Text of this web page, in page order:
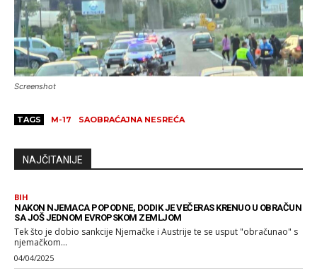
Screenshot
TAGS M-17 SAOBRAĆAJNA NESREĆA
NAJČITANIJE
BIH
NAKON NJEMACA POPODNE, DODIK JE VEČERAS KRENUO U OBRAČUN
SA JOŠ JEDNOM EVROPSKOM ZEMLJOM
Tek što je dobio sankcije Njemačke i Austrije te se usput "obračunao" s
njemačkom...
04/04/2025